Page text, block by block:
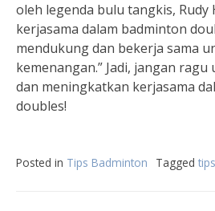
oleh legenda bulu tangkis, Rudy
kerjasama dalam badminton
mendukung dan bekerja sama
kemenangan.” Jadi, jangan
dan meningkatkan kerjasama
doubles!
Posted in Tips Badminton Tagged